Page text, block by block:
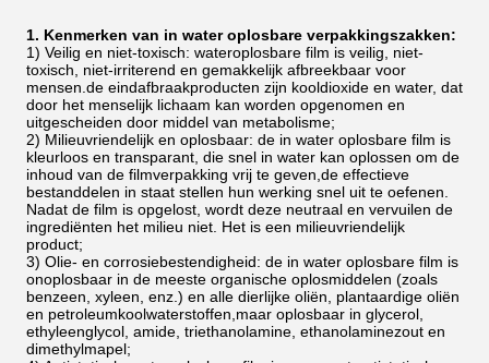
1. Kenmerken van in water oplosbare verpakkingszakken:
1) Veilig en niet-toxisch: wateroplosbare film is veilig, niet-
toxisch, niet-irriterend en gemakkelijk afbreekbaar voor
mensen.de eindafbraakproducten zijn kooldioxide en water, dat
door het menselijk lichaam kan worden opgenomen en
uitgescheiden door middel van metabolisme;
2) Milieuvriendelijk en oplosbaar: de in water oplosbare film is
kleurloos en transparant, die snel in water kan oplossen om de
inhoud van de filmverpakking vrij te geven,de effectieve
bestanddelen in staat stellen hun werking snel uit te oefenen.
Nadat de film is opgelost, wordt deze neutraal en vervuilen de
ingrediënten het milieu niet. Het is een milieuvriendelijk
product;
3) Olie- en corrosiebestendigheid: de in water oplosbare film is
onoplosbaar in de meeste organische oplosmiddelen (zoals
benzeen, xyleen, enz.) en alle dierlijke oliën, plantaardige oliën
en petroleumkoolwaterstoffen,maar oplosbaar in glycerol,
ethyleenglycol, amide, triethanolamine, ethanolaminezout en
dimethylmapel;